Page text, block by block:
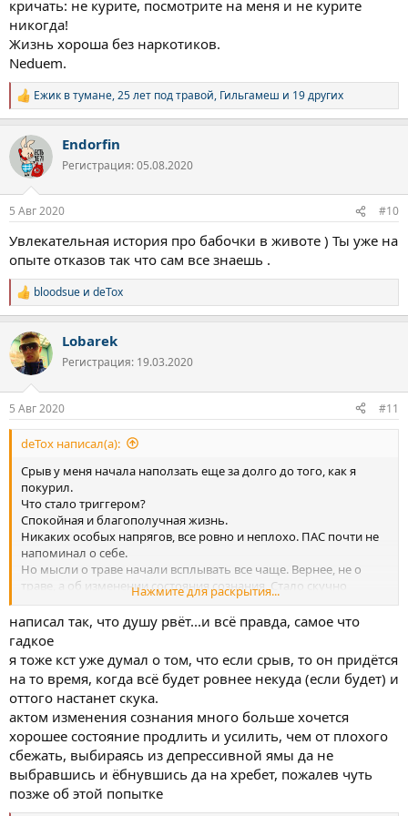
кричать: не курите, посмотрите на меня и не курите
никогда!
Жизнь хороша без наркотиков.
Neduem.
Р
е
к
ц
и
Ежик в тумане,25 лет под травой, Гильгамеш и 19 других
Endorfin
Регистрация: 05.08.2020
5 Авг 2020 #10
Увлекательная история про бабочки в животе ) Ты уже на
опыте отказов так что сам все знаешь .
Р
е
к
ц
и
bloodsue и deTox
Lobarek
Регистрация: 19.03.2020
5 Авг 2020 #11
deTox написал(а):
Срыв у меня начала наползать еще за долго до того, как я
покурил.
Что стало триггером?
Спокойная и благополучная жизнь.
Никаких особых напрягов, все ровно и неплохо. ПАС почти не
напоминал о себе.
Но мысли о траве начали всплывать все чаще. Вернее, не о
траве, а об изменении состояния сознания. Стало скучно
(напомню, я не курил на тот момент 10 месяцев).
И тут в один прекрасный день, убираясь в чулане, я нахожу
заряженную трубку. Не долго думая, хватаю ее и выкуриваю.
Разочарование и опустошение - вот, что было результатом.
Но тот случай пошатнул меня. Все же единичный покур
способен что-то прояснить в голове, убрать некие заслоны и
шоры.
Я понял, что моя жизнь мне не нравится и понял конкретно
почему. Понял, что я хочу изменить в ней. Начал менять.
Это привело к жестким конфликтам с женой. Я все еще не
курил.
Далее, я повторно встречаю одну женщину, которая была
влюблена в меня несколько лет назад.
Нажмите для раскрытия...
написал так, что душу рвёт...и всё правда, самое что
гадкое
я тоже кст уже думал о том, что если срыв, то он придётся
на то время, когда всё будет ровнее некуда (если будет) и
оттого настанет скука.
актом изменения сознания много больше хочется
хорошее состояние продлить и усилить, чем от плохого
сбежать, выбираясь из депрессивной ямы да не
выбравшись и ёбнувшись да на хребет, пожалев чуть
позже об этой попытке